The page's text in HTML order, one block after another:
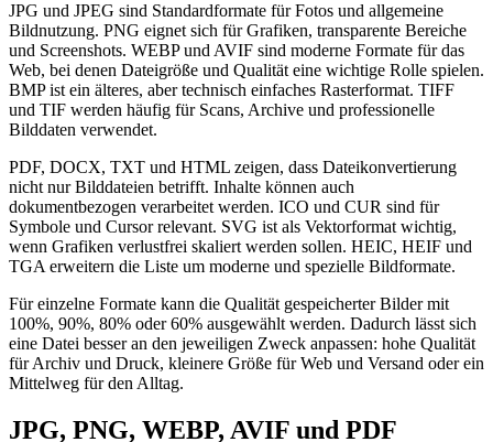
JPG und JPEG sind Standardformate für Fotos und allgemeine
Bildnutzung. PNG eignet sich für Grafiken, transparente Bereiche
und Screenshots. WEBP und AVIF sind moderne Formate für das
Web, bei denen Dateigröße und Qualität eine wichtige Rolle spielen.
BMP ist ein älteres, aber technisch einfaches Rasterformat. TIFF
und TIF werden häufig für Scans, Archive und professionelle
Bilddaten verwendet.
PDF, DOCX, TXT und HTML zeigen, dass Dateikonvertierung
nicht nur Bilddateien betrifft. Inhalte können auch
dokumentbezogen verarbeitet werden. ICO und CUR sind für
Symbole und Cursor relevant. SVG ist als Vektorformat wichtig,
wenn Grafiken verlustfrei skaliert werden sollen. HEIC, HEIF und
TGA erweitern die Liste um moderne und spezielle Bildformate.
Für einzelne Formate kann die Qualität gespeicherter Bilder mit
100%, 90%, 80% oder 60% ausgewählt werden. Dadurch lässt sich
eine Datei besser an den jeweiligen Zweck anpassen: hohe Qualität
für Archiv und Druck, kleinere Größe für Web und Versand oder ein
Mittelweg für den Alltag.
JPG, PNG, WEBP, AVIF und PDF